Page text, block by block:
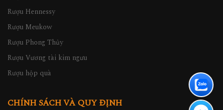
Rượu Hennessy
Rượu Meukow
Rượu Phong Thủy
Rượu Vương tài kim ngưu
Rượu hộp quà
CHÍNH SÁCH VÀ QUY ĐỊNH